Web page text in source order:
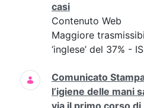
casi
Contenuto Web
Maggiore
‘inglese’ del 37% -
Comunicato
l’igiene delle mani
via il primo corso di